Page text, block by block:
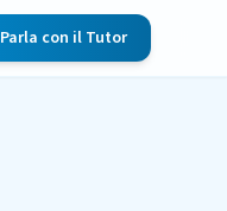
Parla con il Tutor